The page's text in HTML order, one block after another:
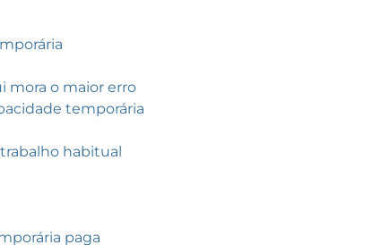
mora o maior erro
temporária
habitual
paga